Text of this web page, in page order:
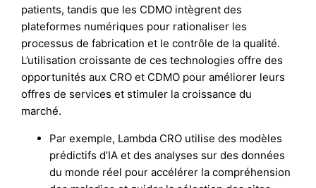
patients, tandis que les CDMO intègrent des
plateformes numériques pour rationaliser les
processus de fabrication et le contrôle de la qualité.
L’utilisation croissante de ces technologies offre des
opportunités aux CRO et CDMO pour améliorer leurs
offres de services et stimuler la croissance du
marché.
Par exemple, Lambda CRO utilise des modèles
prédictifs d’IA et des analyses sur des données
du monde réel pour accélérer la compréhension